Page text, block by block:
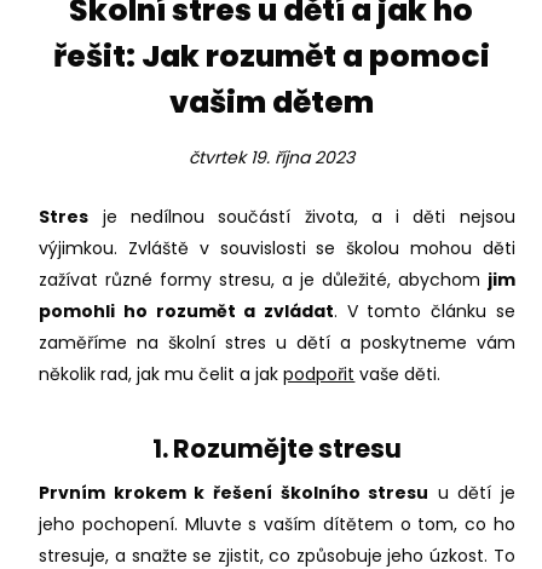
Školní stres u dětí a jak ho
řešit: Jak rozumět a pomoci
vašim dětem
čtvrtek 19. října 2023
Stres je nedílnou součástí života, a i děti nejsou
výjimkou. Zvláště v souvislosti se školou mohou děti
zažívat různé formy stresu, a je důležité, abychom jim
pomohli ho rozumět a zvládat. V tomto článku se
zaměříme na školní stres u dětí a poskytneme vám
několik rad, jak mu čelit a jakpodpořit vaše děti.
1. Rozumějte stresu
Prvním krokem k řešení školního stresu u dětí je
jeho pochopení. Mluvte s vaším dítětem o tom, co ho
stresuje, a snažte se zjistit, co způsobuje jeho úzkost. To